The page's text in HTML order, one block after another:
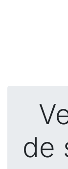
de